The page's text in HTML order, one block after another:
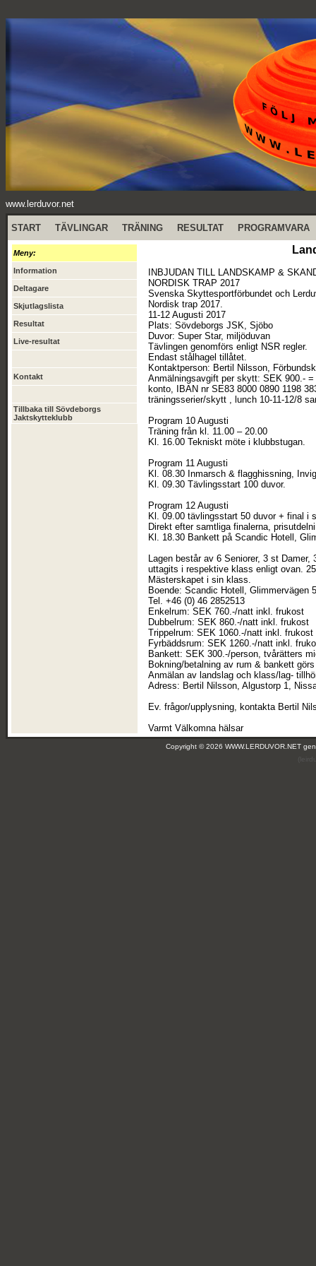
www.lerduvor.net
START TÄVLINGAR TRÄNING RESULTAT PROGRAMVARA
Meny:
Information
Deltagare
Skjutlagslista
Resultat
Live-resultat
Kontakt
Tillbaka till Sövdeborgs
Jaktskytteklubb
INBJUDAN TILL LANDSKAMP &
NORDISK TRAP 2017
Svenska Skyttesportförbundet och
Nordisk trap 2017.
11-12 Augusti 2017
Plats: Sövdeborgs JSK, Sjöbo
Duvor: Super Star, miljöduvan
Tävlingen genomförs enligt NSR regler.
Endast stålhagel tillåtet.
Kontaktperson: Bertil Nilsson,
Anmälningsavgift per skytt: SEK 900.-
konto, IBAN nr SE83 8000 0890 1198
träningsserier/skytt , lunch 10-11-12/8
Program 10 Augusti
Träning från kl. 11.00 – 20.00
Kl. 16.00 Tekniskt möte i klubbstugan.
Program 11 Augusti
Kl. 08.30 Inmarsch & flagghissning,
Kl. 09.30 Tävlingsstart 100 duvor.
Program 12 Augusti
Kl. 09.00 tävlingsstart 50 duvor + final i
Direkt efter samtliga finalerna,
Kl. 18.30 Bankett på Scandic Hotell,
Lagen består av 6 Seniorer, 3 st
uttagits i respektive klass enligt ovan.
Mästerskapet i sin klass.
Boende: Scandic Hotell, Glimmervägen
Tel. +46 (0) 46 2852513
Enkelrum: SEK 760.-/natt inkl. frukost
Dubbelrum: SEK 860.-/natt inkl. frukost
Trippelrum: SEK 1060.-/natt inkl. frukost
Fyrbäddsrum: SEK 1260.-/natt inkl.
Bankett: SEK 300.-/person, tvårätters
Bokning/betalning av rum & bankett
Anmälan av landslag och klass/lag-
Adress: Bertil Nilsson, Algustorp 1,
Ev. frågor/upplysning, kontakta Bertil
Varmt Välkomna hälsar
Copyright © 2026 WWW.LERDUVOR.NET